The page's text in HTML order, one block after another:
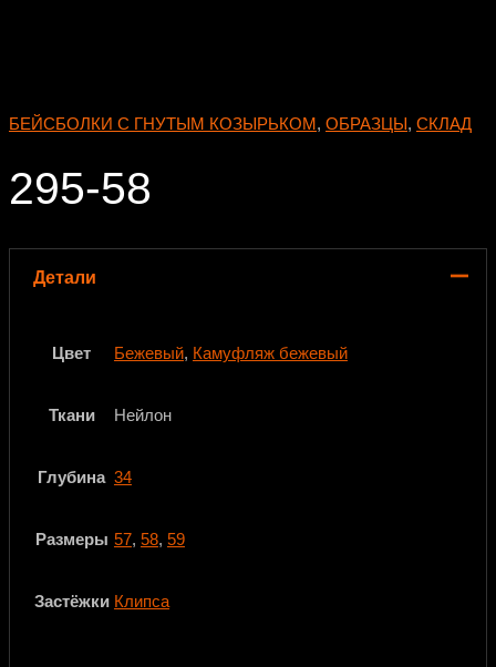
БЕЙСБОЛКИ С ГНУТЫМ КОЗЫРЬКОМ , ОБРАЗЦЫ , СКЛАД
295-58
Детали
Цвет Бежевый, Камуфляж бежевый
Ткани Нейлон
Глубина 34
Размеры 57, 58, 59
Застёжки Клипса